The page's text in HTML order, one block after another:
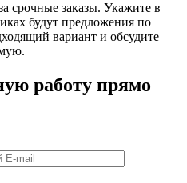
срочные заказы. Укажите в
будут предложения по
вариант и обсудите
работу прямо